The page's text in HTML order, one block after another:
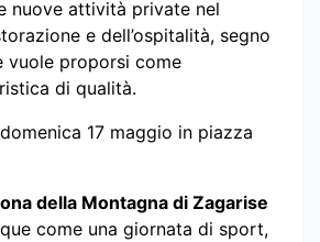
nuove attività private nel
e dell’ospitalità, segno
vuole proporsi come
di qualità.
17 maggio in piazza
della Montagna di Zagarise
come una giornata di sport,